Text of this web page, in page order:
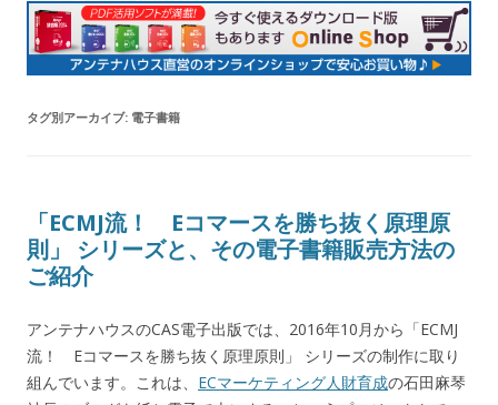
タグ別アーカイブ: 電子書籍
「ECMJ流！ Eコマースを勝ち抜く原理原
則」 シリーズと、その電子書籍販売方法の
ご紹介
アンテナハウスのCAS電子出版では、2016年10月から「ECMJ
流！ Eコマースを勝ち抜く原理原則」 シリーズの制作に取り
組んでいます。これは、 ECマーケティング人財育成の石田麻琴